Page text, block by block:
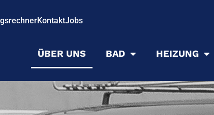
KontaktJobs
ÜBER UNS BAD HEIZUNG